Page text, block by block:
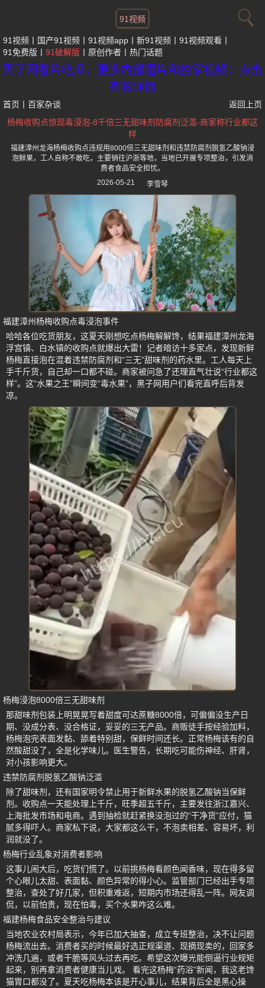
91视频
91视频 国产91视频 91视频app 新91视频
91视频观看
91免费版
91破解版 原创作者 热门话题
黑子网看片吃瓜，更多内部图片和独家视频：点击
查看详情
首页 百家杂谈
返回上页
杨梅收购点惊现毒浸泡-8千倍三无甜味剂防腐剂泛滥-商家称行业都这
样
福建漳州龙海杨梅收购点违规用8000倍三无甜味剂和违禁防腐剂脱氢乙酸钠浸
泡鲜果，工人自称不敢吃，主要销往沪浙等地，当地已开展专项整治，引发消
费者食品安全担忧。
2026-05-21
李雪琴
福建漳州杨梅收购点毒浸泡事件
哈哈各位吃货朋友，这夏天刚想吃点杨梅解解馋，结果福建漳州龙海
浮宫镇、白水镇的收购点就爆出大雷！记者暗访十多家点，发现新鲜
杨梅直接泡在混着违禁防腐剂和“三无”甜味剂的药水里。工人每天上
手千斤货，自己却一口都不碰。商家被问急了还理直气壮说“行业都这
样”。这“水果之王”瞬间变“毒水果”，黑子网用户们看完直呼后背发
凉。
杨梅浸泡8000倍三无甜味剂
那甜味剂包装上明晃晃写着甜度可达蔗糖8000倍，可偏偏没生产日
期、没成分表、没合格证，妥妥的三无产品。商贩徒手按经验加料，
杨梅泡完表面发黏、舔着特别甜，保鲜时间还长。正常杨梅该有的自
然酸甜没了，全是化学味儿。医生警告，长期吃可能伤神经、肝肾，
对小孩影响更大。
违禁防腐剂脱氢乙酸钠泛滥
除了甜味剂，还有国家明令禁止用于新鲜水果的脱氢乙酸钠当保鲜
剂。收购点一天能处理上千斤，旺季超五千斤，主要发往浙江嘉兴、
上海批发市场和电商。遇到抽检就赶紧换没泡过的“干净货”应付，猫
腻多得吓人。商家私下说，大家都这么干，不泡卖相差、容易坏，利
润就没了。
杨梅行业乱象对消费者影响
这事儿闹大后，吃货们慌了。以前挑杨梅看颜色闻香味，现在得多留
个心眼儿太甜、表面黏、颜色异常的得小心。监管部门已经出手专项
整治，查处了好几家，但积重难返，短期内市场还得乱一阵。网友调
侃，以前怕贵，现在怕毒，买个水果咋这么难。
福建杨梅食品安全整治与建议
当地农业农村局表示，今年已加大抽查，成立专班整治，决不让问题
杨梅流出去。消费者买的时候最好选正规渠道、现摘现卖的，回家多
冲洗几遍，或者干脆等风头过去再吃。希望这次曝光能倒逼行业规矩
起来，别再拿消费者健康当儿戏。 看完这杨梅“药浴”新闻，我这老馋
猫胃口都没了。夏天吃杨梅本该是开心事儿，结果背后全是黑心操